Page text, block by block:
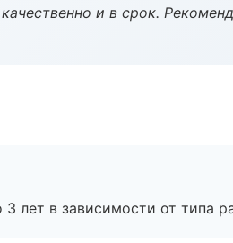
и в срок.
лет в зависимости от типа